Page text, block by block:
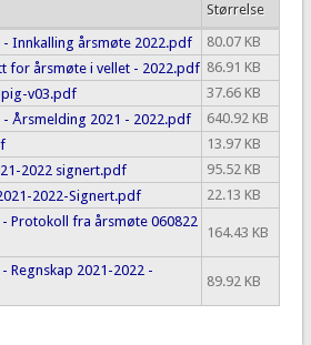
Størrelse
- Innkalling årsmøte 2022.pdf
80.07 KB
for årsmøte i vellet - 2022.pdf 86.91 KB
v03.pdf
37.66 KB
Årsmelding 2021 - 2022.pdf
640.92 KB
13.97 KB
2022 signert.pdf
95.52 KB
2022-Signert.pdf
22.13 KB
Protokoll fra årsmøte 060822
164.43 KB
Regnskap 2021-2022 -
89.92 KB